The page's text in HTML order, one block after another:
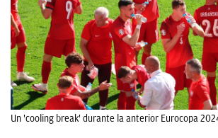
Un 'cooling break' durante la anterior Eurocopa